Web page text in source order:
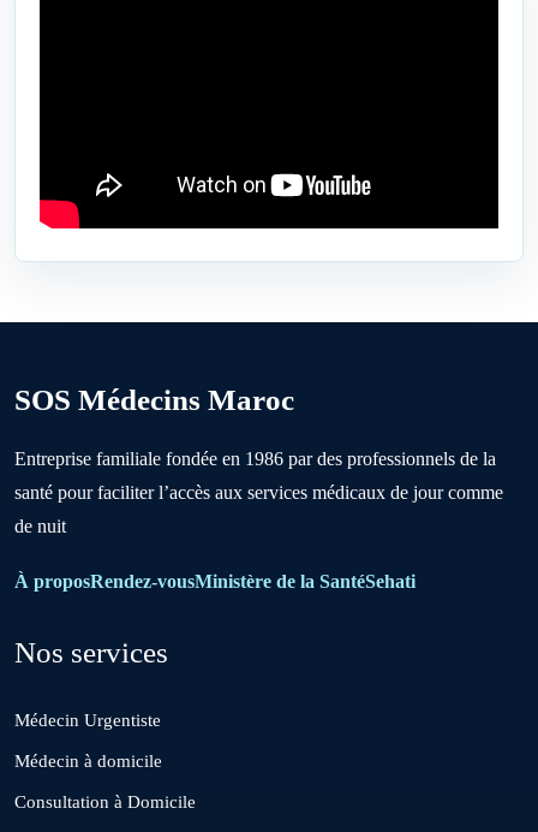
Ben Ahmed
Boujniba
Boulanouare
Bouznika
Deroua
El Borouj
El Gara
SOS Médecins Maroc
Entreprise familiale fondée en 1986 par des professionnels de la
santé pour faciliter l’accès aux services médicaux de jour comme
de nuit
À proposRendez-vousMinistère de la SantéSehati
Nos services
Médecin Urgentiste
Médecin à domicile
Consultation à Domicile